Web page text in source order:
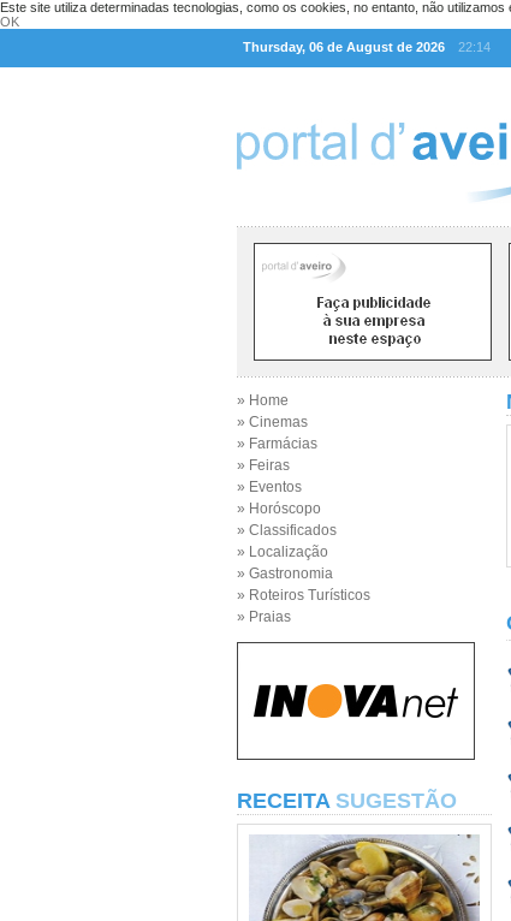
Este site utiliza determinadas tecnologias, como os cookies, no entanto, não
OK
Thursday, 06 de August de 2026
22:14
» Home
» Cinemas
» Farmácias
» Feiras
» Eventos
» Horóscopo
» Classificados
» Localização
» Gastronomia
» Roteiros Turísticos
» Praias
RECEITA SUGESTÃO